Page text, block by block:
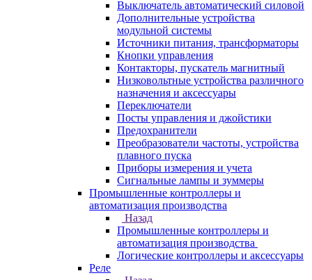
Выключатель автоматический силовой
Дополнительные устройства
модульной системы
Источники питания, трансформаторы
Кнопки управления
Контакторы, пускатель магнитный
Низковольтные устройства различного
назначения и аксессуары
Переключатели
Посты управления и джойстики
Предохранители
Преобразователи частоты, устройства
плавного пуска
Приборы измерения и учета
Сигнальные лампы и зуммеры
Промышленные контроллеры и
автоматизация производства
Назад
Промышленные контроллеры и
автоматизация производства
Логические контроллеры и аксессуары
Реле